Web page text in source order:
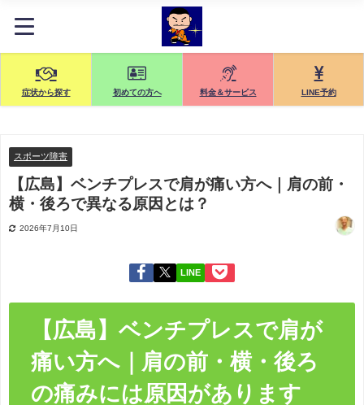
症状から探す 初めての方へ 料金＆サービス LINE予約
スポーツ障害
【広島】ベンチプレスで肩が痛い方へ｜肩の前・
横・後ろで異なる原因とは？
2026年7月10日
LINE
【広島】ベンチプレスで肩が
痛い方へ｜肩の前・横・後ろ
の痛みには原因があります